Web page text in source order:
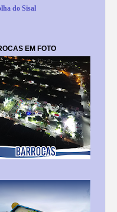
do Sisal
EM FOTO